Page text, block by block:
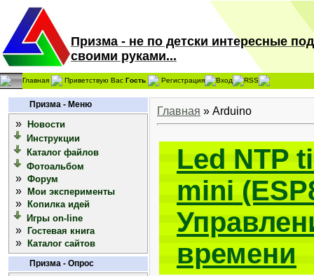
Призма - не по детски интересные
своими руками...
Главная Приветствую Вас Гость Регистрация Вход RSS
Призма - Меню
»
Новости
Инструкции
Каталог файлов
Фотоальбом
» Форум
» Мои эксперименты
»
Копилка идей
Игры on-line
» Гостевая книга
» Каталог сайтов
Призма - Опрос
Главная » Arduino
Led NTP
mini
времени